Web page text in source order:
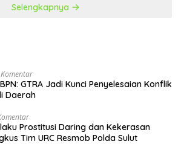
Selengkapnya
Komentar
GTRA Jadi Kunci Penyelesaian Konflik
Daerah
Prostitusi Daring dan Kekerasan
Tim URC Resmob Polda Sulut